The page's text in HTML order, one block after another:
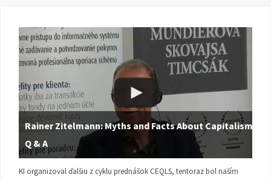
Rainer Zitelmann: Myths and Facts About Capitalism |
Q & A
KI organizoval ďalšiu z cyklu prednášok CEQLS, tentoraz bol naším